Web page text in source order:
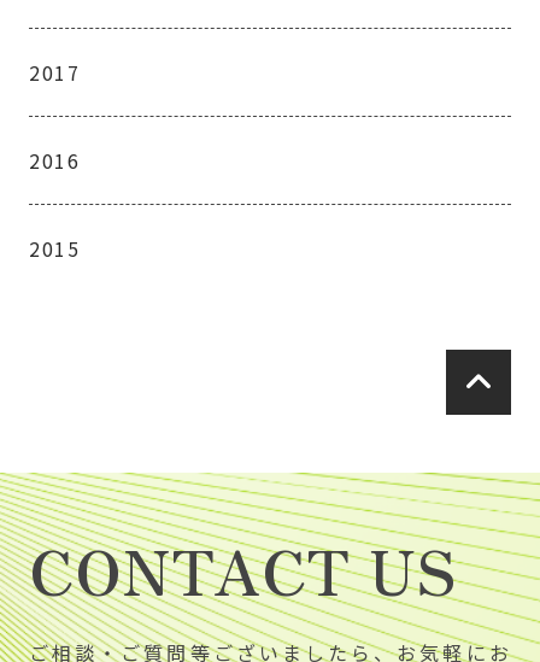
2017
2016
2015
CONTACT US
ご相談・ご質問等ございましたら、お気軽にお